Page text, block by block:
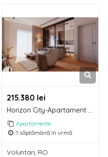
215.380 lei
Horizon City-Apartament 3 camere cu 2 locuri de parcare incluse si avans de 10%
Apartamente
1 săptămână în urmă
Voluntari, RO